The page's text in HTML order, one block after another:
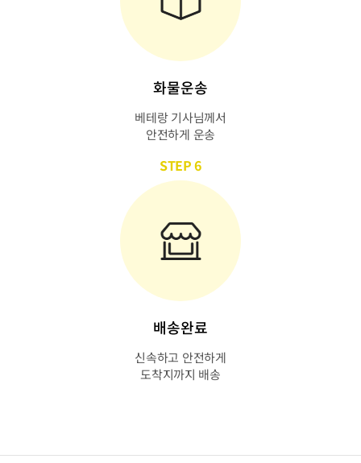
화물운송
베테랑 기사님께서
안전하게 운송
STEP 6
배송완료
신속하고 안전하게
도착지까지 배송